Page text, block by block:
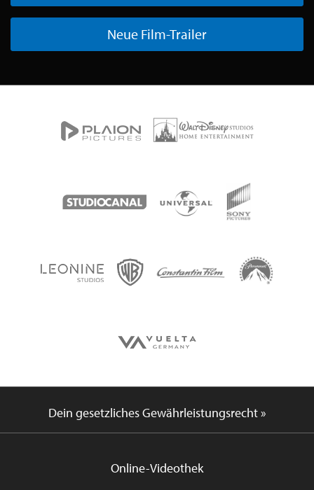
Neue Film-Trailer
Dein gesetzliches Gewährleistungsrecht »
Online-Videothek